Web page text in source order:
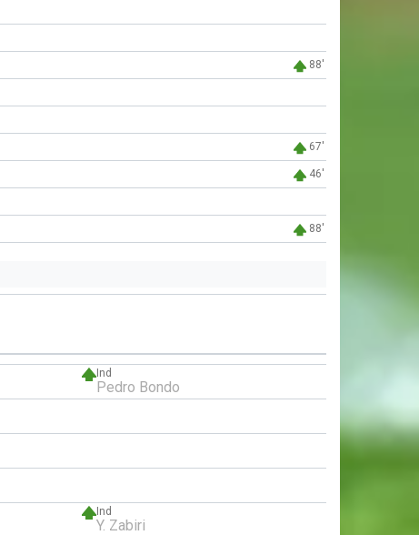
88'
67'
46'
88'
Ind
Pedro Bondo
Ind
Y. Zabiri